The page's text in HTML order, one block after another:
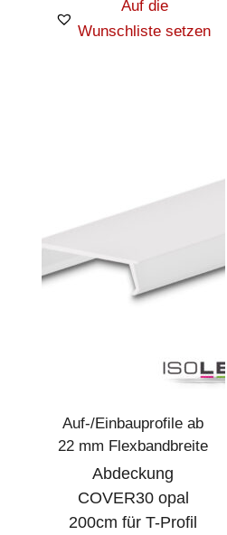
Auf die
Wunschliste setzen
Auf-/Einbauprofile ab
22 mm Flexbandbreite
Abdeckung
COVER30 opal
200cm für T-Profil